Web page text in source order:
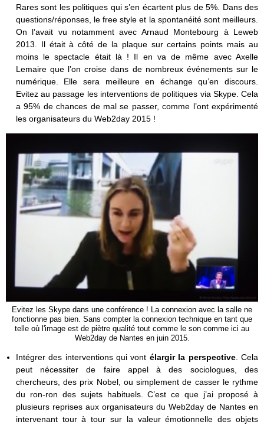
Rares sont les politiques qui s’en écartent plus de 5%. Dans des
questions/réponses, le free style et la spontanéité sont meilleurs.
On l’avait vu notamment avec Arnaud Montebourg à Leweb
2013. Il était à côté de la plaque sur certains points mais au
moins le spectacle était là ! Il en va de même avec Axelle
Lemaire que l’on croise dans de nombreux événements sur le
numérique. Elle sera meilleure en échange qu’en discours.
Evitez au passage les interventions de politiques via Skype. Cela
a 95% de chances de mal se passer, comme l’ont expérimenté
les organisateurs du Web2day 2015 !
Evitez les Skype dans une conférence ! La connexion avec la salle ne
fonctionne pas bien. Sans compter la connexion technique en tant que
telle où l'image est de piètre qualité tout comme le son comme ici au
Web2day de Nantes en juin 2015.
Intégrer des interventions qui vont élargir la perspective. Cela
peut nécessiter de faire appel à des sociologues, des
chercheurs, des prix Nobel, ou simplement de casser le rythme
du ron-ron des sujets habituels. C’est ce que j’ai proposé à
plusieurs reprises aux organisateurs du Web2day de Nantes en
intervenant tour à tour sur la valeur émotionnelle des objets